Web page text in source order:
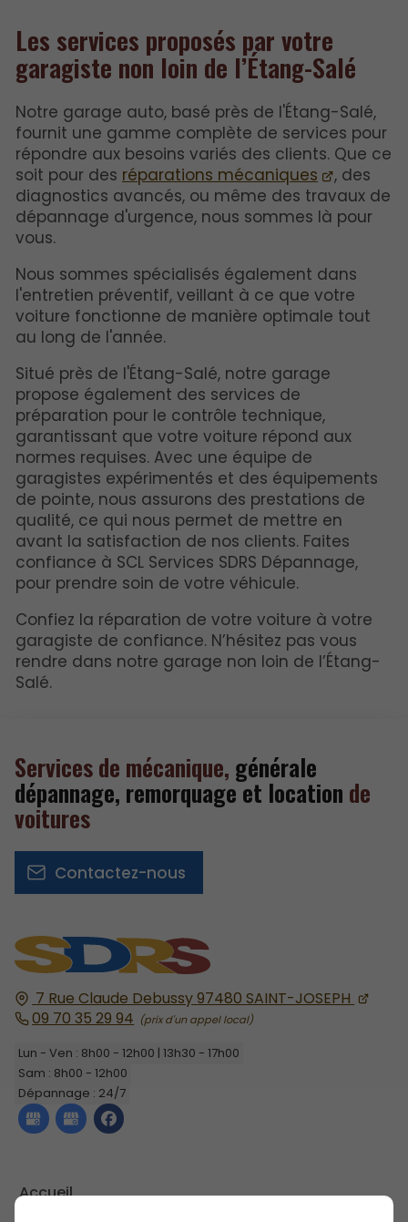
Les services proposés par votre
garagiste non loin de l’Étang-Salé
Notre garage auto, basé près de l'Étang-Salé,
fournit une gamme complète de services pour
répondre aux besoins variés des clients. Que ce
soit pour des réparations mécaniques
, des
diagnostics avancés, ou même des travaux de
dépannage d'urgence, nous sommes là pour
vous.
Nous sommes spécialisés également dans
l'entretien préventif, veillant à ce que votre
voiture fonctionne de manière optimale tout
au long de l'année.
Situé près de l'Étang-Salé, notre garage
propose également des services de
préparation pour le contrôle technique,
garantissant que votre voiture répond aux
normes requises. Avec une équipe de
garagistes expérimentés et des équipements
de pointe, nous assurons des prestations de
qualité, ce qui nous permet de mettre en
avant la satisfaction de nos clients. Faites
confiance à SCL Services SDRS Dépannage,
pour prendre soin de votre véhicule.
Confiez la réparation de votre voiture à votre
garagiste de confiance. N’hésitez pas vous
rendre dans notre garage non loin de l’Étang-
Salé.
7 Rue Claude Debussy97480 SAINT-JOSEPH
09 70 35 29 94
Lun - Ven : 8h00 - 12h00 | 13h30 - 17h00
Sam : 8h00 - 12h00
Dépannage : 24/7
Accueil
Services de mécanique, générale
dépannage, remorquage et location de
voitures
Contactez-nous